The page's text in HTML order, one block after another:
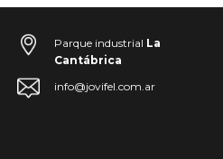
Parque industrial La
Cantábrica
info@jovifel.com.ar